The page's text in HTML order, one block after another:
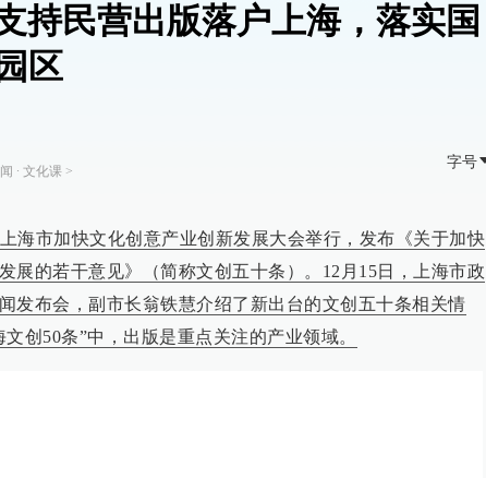
持民营出版落户上海，落实国
区
∙ 文化课>
字号
海市加快文化创意产业创新发展大会举行，发布《关于加快
展的若干意见》（简称文创五十条）。12月15日，上海市政
发布会，副市长翁铁慧介绍了新出台的文创五十条相关情
创50条”中，出版是重点关注的产业领域。